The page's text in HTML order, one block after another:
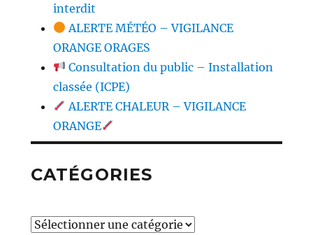
interdit
ALERTE MÉTÉO – VIGILANCE
ORANGE ORAGES
Consultation du public – Installation
classée (ICPE)
ALERTE CHALEUR – VIGILANCE
ORANGE
CATÉGORIES
Catégories